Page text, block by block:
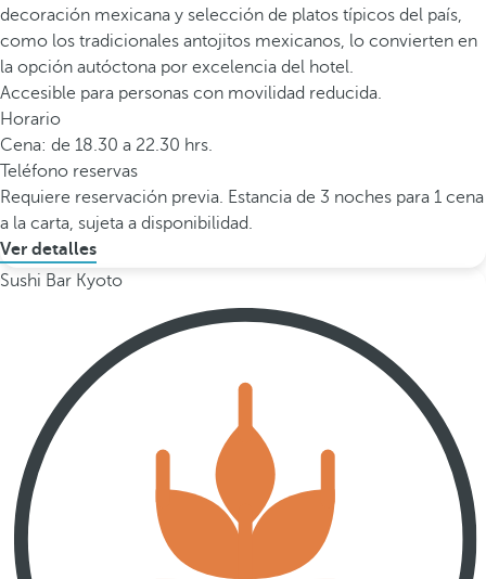
decoración mexicana y selección de platos típicos del país,
como los tradicionales antojitos mexicanos, lo convierten en
la opción autóctona por excelencia del hotel.
Accesible para personas con movilidad reducida.
Horario
Cena: de 18.30 a 22.30 hrs.
Teléfono reservas
Requiere reservación previa. Estancia de 3 noches para 1 cena
a la carta, sujeta a disponibilidad.
Ver detalles
Sushi Bar Kyoto